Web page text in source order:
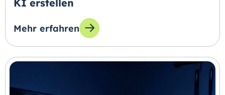
KI erstellen
Mehr erfahren
zum Thema: Präsentationsvideo oder